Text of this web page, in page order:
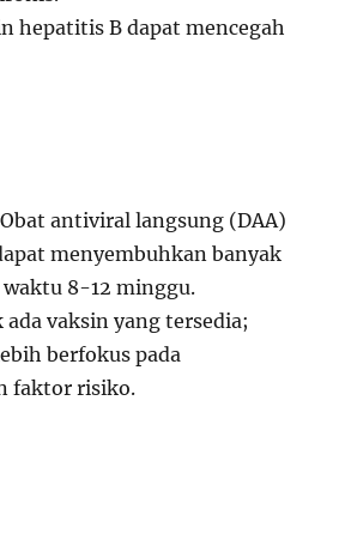
hepatitis B dapat mencegah
Obat antiviral langsung (DAA)
menyembuhkan banyak
waktu 8-12 minggu.
ada vaksin yang tersedia;
berfokus pada
faktor risiko.